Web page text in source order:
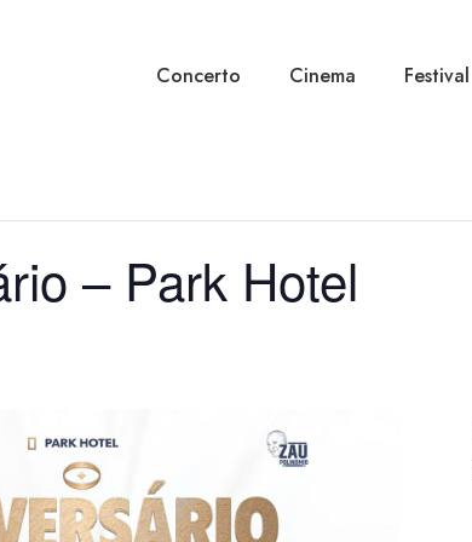
Concerto Cinema Festival
– Park Hotel